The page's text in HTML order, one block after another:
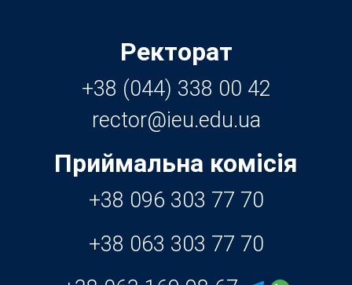
Ректорат
+38 (044) 338 00 42
Приймальна комісія
+38 096 303 77 70
+38 063 303 77 70